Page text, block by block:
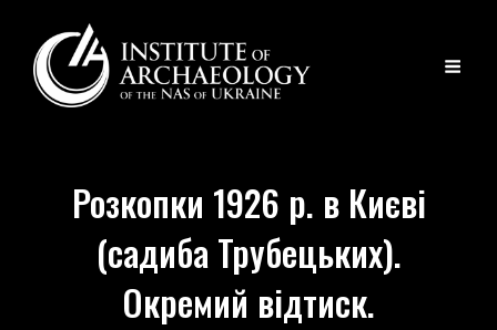
Розкопки 1926 р. в Києві
(садиба Трубецьких).
Окремий відтиск.